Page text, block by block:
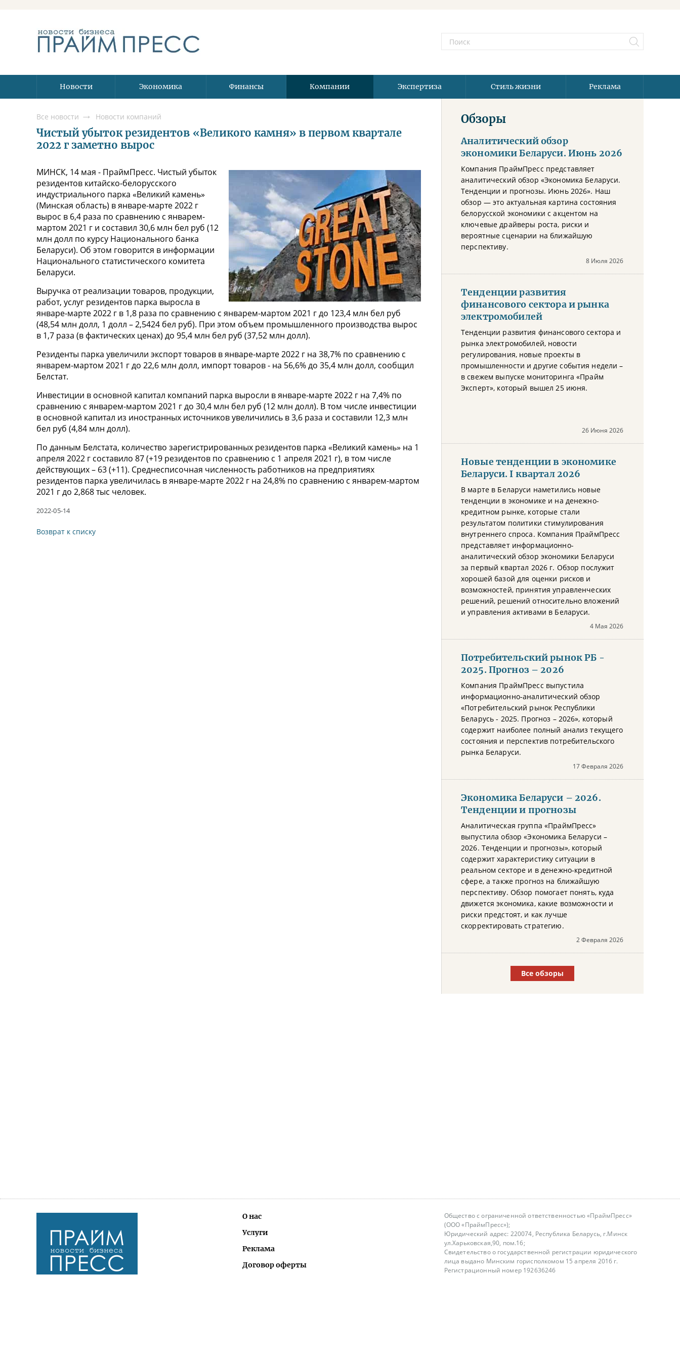
Новости Экономика Финансы Компании Экспертиза Стиль жизни Реклама
Все новости Новости компаний
Чистый убыток резидентов «Великого камня» в первом квартале
2022 г заметно вырос
МИНСК, 14 мая - ПраймПресс. Чистый убыток
резидентов китайско-белорусского
индустриального парка «Великий камень»
(Минская область) в январе-марте 2022 г
вырос в 6,4 раза по сравнению с январем-
мартом 2021 г и составил 30,6 млн бел руб (12
млн долл по курсу Национального банка
Беларуси). Об этом говорится в информации
Национального статистического комитета
Беларуси.
Выручка от реализации товаров, продукции,
работ, услуг резидентов парка выросла в
январе-марте 2022 г в 1,8 раза по сравнению с январем-мартом 2021 г до 123,4 млн бел руб
(48,54 млн долл, 1 долл – 2,5424 бел руб). При этом объем промышленного производства вырос
в 1,7 раза (в фактических ценах) до 95,4 млн бел руб (37,52 млн долл).
Резиденты парка увеличили экспорт товаров в январе-марте 2022 г на 38,7% по сравнению с
январем-мартом 2021 г до 22,6 млн долл, импорт товаров - на 56,6% до 35,4 млн долл, сообщил
Белстат.
Инвестиции в основной капитал компаний парка выросли в январе-марте 2022 г на 7,4% по
сравнению с январем-мартом 2021 г до 30,4 млн бел руб (12 млн долл). В том числе инвестиции
в основной капитал из иностранных источников увеличились в 3,6 раза и составили 12,3 млн
бел руб (4,84 млн долл).
По данным Белстата, количество зарегистрированных резидентов парка «Великий камень» на 1
апреля 2022 г составило 87 (+19 резидентов по сравнению с 1 апреля 2021 г), в том числе
действующих – 63 (+11). Среднесписочная численность работников на предприятиях
резидентов парка увеличилась в январе-марте 2022 г на 24,8% по сравнению с январем-мартом
2021 г до 2,868 тыс человек.
2022-05-14
Возврат к списку
Обзоры
Аналитический обзор
экономики Беларуси. Июнь 2026
Компания ПраймПресс представляет
аналитический обзор «Экономика Беларуси.
Тенденции и прогнозы. Июнь 2026». Наш
обзор — это актуальная картина состояния
белорусской экономики с акцентом на
ключевые драйверы роста, риски и
вероятные сценарии на ближайшую
перспективу.
8 Июля 2026
Тенденции развития
финансового сектора и рынка
электромобилей
Тенденции развития финансового сектора и
рынка электромобилей, новости
регулирования, новые проекты в
промышленности и другие события недели –
в свежем выпуске мониторинга «Прайм
Эксперт», который вышел 25 июня.
26 Июня 2026
Новые тенденции в экономике
Беларуси. I квартал 2026
В марте в Беларуси наметились новые
тенденции в экономике и на денежно-
кредитном рынке, которые стали
результатом политики стимулирования
внутреннего спроса. Компания ПраймПресс
представляет информационно-
аналитический обзор экономики Беларуси
за первый квартал 2026 г. Обзор послужит
хорошей базой для оценки рисков и
возможностей, принятия управленческих
решений, решений относительно вложений
и управления активами в Беларуси.
4 Мая 2026
Потребительский рынок РБ -
2025. Прогноз – 2026
Компания ПраймПресс выпустила
информационно-аналитический обзор
«Потребительский рынок Республики
Беларусь - 2025. Прогноз – 2026», который
содержит наиболее полный анализ текущего
состояния и перспектив потребительского
рынка Беларуси.
17 Февраля 2026
Экономика Беларуси – 2026.
Тенденции и прогнозы
Аналитическая группа «ПраймПресс»
выпустила обзор «Экономика Беларуси –
2026. Тенденции и прогнозы», который
содержит характеристику ситуации в
реальном секторе и в денежно-кредитной
сфере, а также прогноз на ближайшую
перспективу. Обзор помогает понять, куда
движется экономика, какие возможности и
риски предстоят, и как лучше
скорректировать стратегию.
2 Февраля 2026
Все обзоры
О нас
Услуги
Реклама
Договор оферты
Общество с ограниченной ответственностью «ПраймПресс»
(ООО «ПраймПресс»);
Юридический адрес: 220074, Республика Беларусь, г.Минск
ул.Харьковская,90, пом.16;
Свидетельство о государственной регистрации юридического
лица выдано Минским горисполкомом 15 апреля 2016 г.
Регистрационный номер 192636246